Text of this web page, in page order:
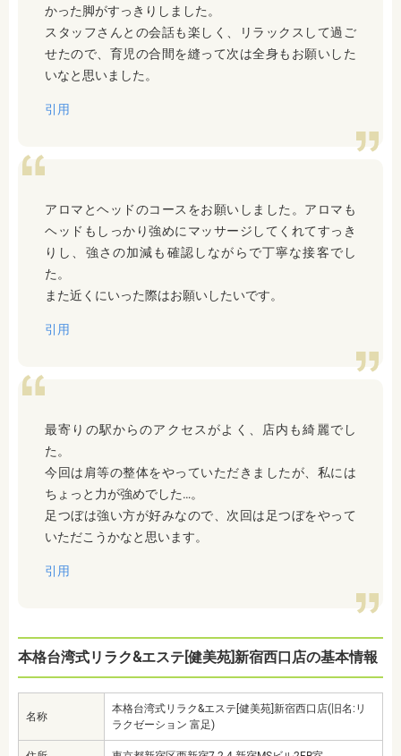
かった脚がすっきりしました。
スタッフさんとの会話も楽しく、リラックスして過ご
せたので、育児の合間を縫って次は全身もお願いした
いなと思いました。
引用
アロマとヘッドのコースをお願いしました。アロマも
ヘッドもしっかり強めにマッサージしてくれてすっき
りし、強さの加減も確認しながらで丁寧な接客でし
た。
また近くにいった際はお願いしたいです。
引用
最寄りの駅からのアクセスがよく、店内も綺麗でし
た。
今回は肩等の整体をやっていただきましたが、私には
ちょっと力が強めでした…。
足つぼは強い方が好みなので、次回は足つぼをやって
いただこうかなと思います。
引用
本格台湾式リラク&エステ[健美苑]新宿西口店の基本情報
名称
本格台湾式リラク&エステ[健美苑]新宿西口店(旧名:リ
ラクゼーション 富足)